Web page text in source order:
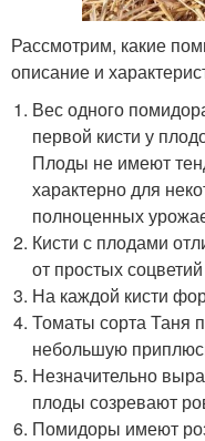
Рассмотрим, какие
описание и
Вес одного
первой кисти у
Плоды не имеют
характерно для
полноценных
Кисти с плодами
от простых
На каждой кисти
Томаты сорта Таня
небольшую
Незначительно
плоды созревают
Помидоры имеют